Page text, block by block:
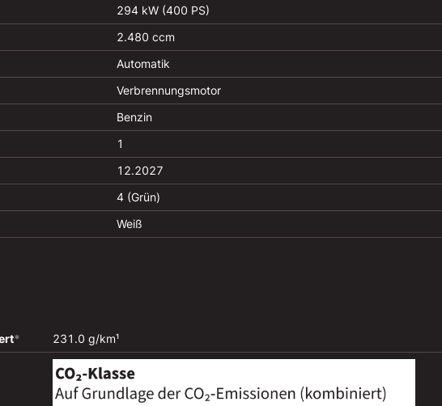
294 kW (400 PS)
2.480 ccm
Automatik
Verbrennungsmotor
Benzin
1
12.2027
4 (Grün)
Weiß
* 231.0 g/km¹